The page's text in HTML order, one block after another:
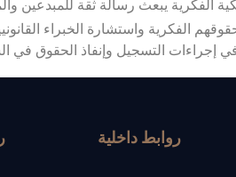
الفكرية يبعث رسالة ثقة للمبدعين
الفكرية واستشارة الخبراء
إجراءات التسجيل وإنفاذ الحقوق في
روابط داخلية